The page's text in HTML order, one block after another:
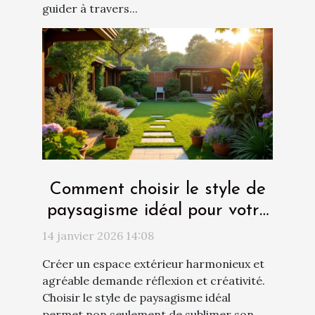
guider à travers...
Comment choisir le style de
paysagisme idéal pour votre
espace extérieur ?
14 janvier 2026 14:08
Créer un espace extérieur harmonieux et
agréable demande réflexion et créativité.
Choisir le style de paysagisme idéal